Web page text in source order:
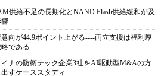
供給不足の長期化とNAND Flash供給緩和が及
向が44.9ポイント上がる----両立支援は福利厚
である
ナの防衛テック企業3社をAI駆動型M&Aの方
すケーススタディ